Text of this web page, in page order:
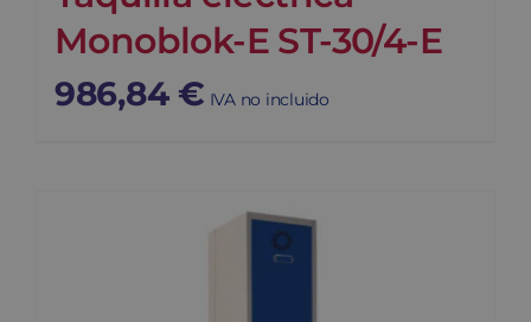
Monoblok-E ST-30/4-E
986,84 € IVA no incluido